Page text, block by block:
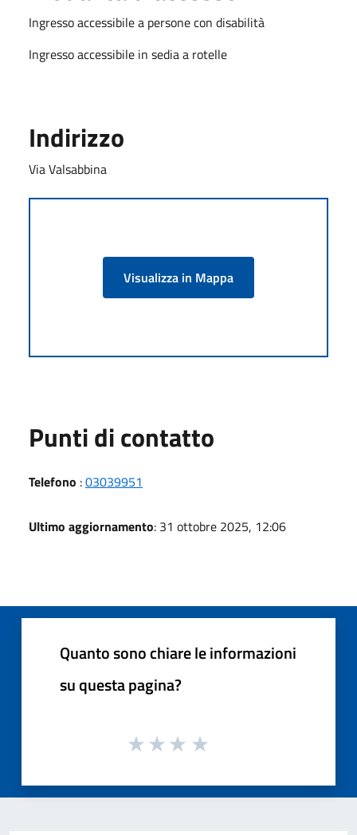
Ingresso accessibile a persone con disabilità
Ingresso accessibile in sedia a rotelle
Indirizzo
Via Valsabbina
Visualizza in Mappa
Punti di contatto
Telefono :03039951
Ultimo aggiornamento: 31 ottobre 2025, 12:06
Quanto sono chiare le informazioni
su questa pagina?